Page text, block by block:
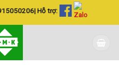
| Hỗ trợ: